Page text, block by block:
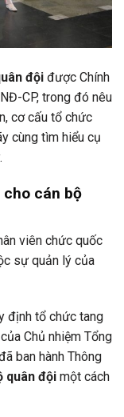
đội được Chính
CP, trong đó nêu
cơ cấu tổ chức
cùng tìm hiểu cụ
cán bộ
viên chức quốc
sự quản lý của
định tổ chức tang
Chủ nhiệm Tổng
ban hành Thông
quân đội một cách